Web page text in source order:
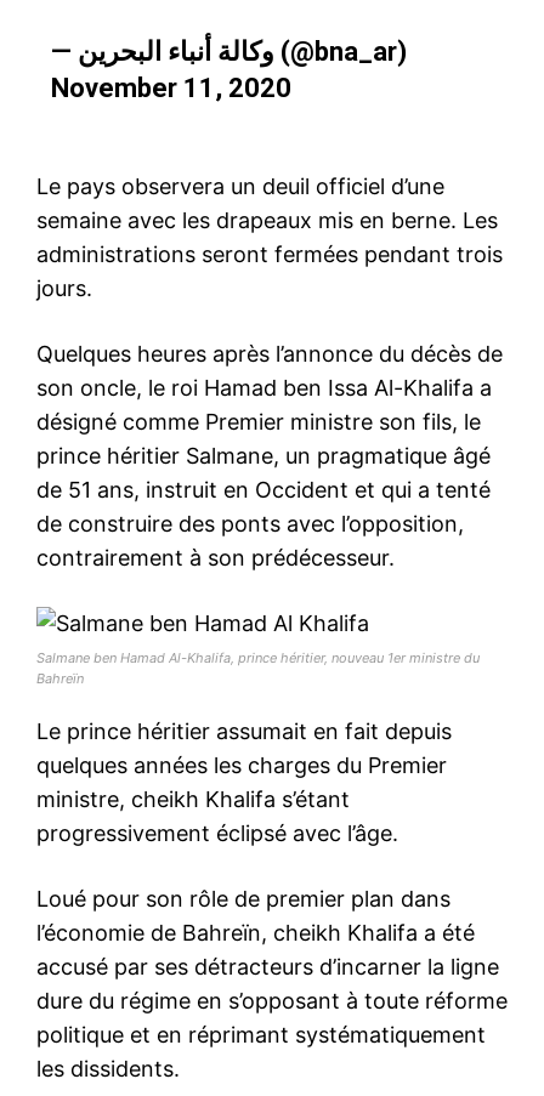
— وكالة أنباء البحرين (@bna_ar)
November 11, 2020
Le pays observera un deuil officiel d’une
semaine avec les drapeaux mis en berne. Les
administrations seront fermées pendant trois
jours.
Quelques heures après l’annonce du décès de
son oncle, le roi Hamad ben Issa Al-Khalifa a
désigné comme Premier ministre son fils, le
prince héritier Salmane, un pragmatique âgé
de 51 ans, instruit en Occident et qui a tenté
de construire des ponts avec l’opposition,
contrairement à son prédécesseur.
Salmane ben Hamad Al-Khalifa, prince héritier, nouveau 1er ministre du
Bahreïn
Le prince héritier assumait en fait depuis
quelques années les charges du Premier
ministre, cheikh Khalifa s’étant
progressivement éclipsé avec l’âge.
Loué pour son rôle de premier plan dans
l’économie de Bahreïn, cheikh Khalifa a été
accusé par ses détracteurs d’incarner la ligne
dure du régime en s’opposant à toute réforme
politique et en réprimant systématiquement
les dissidents.